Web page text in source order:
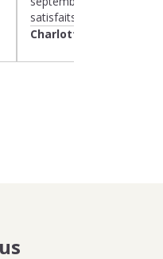
satisfaits....
Charlotte